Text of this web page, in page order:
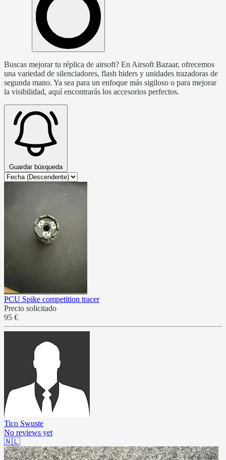
Buscas mejorar tu réplica de airsoft? En Airsoft Bazaar, ofrecemos
una variedad de silenciadores, flash hiders y unidades trazadoras de
segunda mano. Ya sea para un enfoque más sigiloso o para mejorar
la visibilidad, aquí encontrarás los accesorios perfectos.
Guardar búsqueda
PCU Spike competition tracer
Precio solicitado
95 €
Tico Swuste
No reviews yet
🇳🇱